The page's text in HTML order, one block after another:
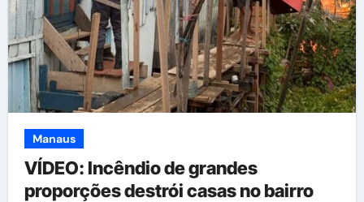
Manaus
VÍDEO: Incêndio de grandes
proporções destrói casas no bairro